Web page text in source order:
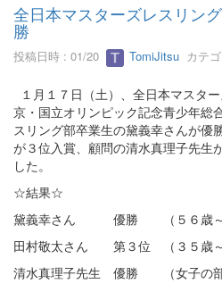
全日本マスターズレスリン
勝
投稿日時 : 01/20 TomiJitsu カテ
１月１７日（土）、全日本マスタ
京・国立オリンピック記念青少年総
スリング部卒業生の黛義幸さんが優
が３位入賞、顧問の清水真理子先生
した。
☆結果☆
黛義幸さん 優勝 （５６歳～６
田村敬太さん 第３位 （３５歳～
清水真理子先生 優勝 （女子の